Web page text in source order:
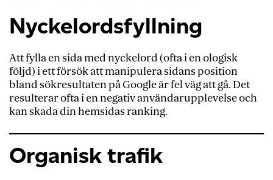
Nyckelordsfyllning
Att fylla en sida med nyckelord (ofta i en ologisk
följd) i ett försök att manipulera sidans position
bland sökresultaten på Google är fel väg att gå. Det
resulterar ofta i en negativ användarupplevelse och
kan skada din hemsidas ranking.
Organisk trafik